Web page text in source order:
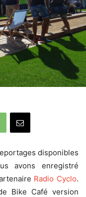
disponibles
avons enregistré
Radio Cyclo.
Bike Café version